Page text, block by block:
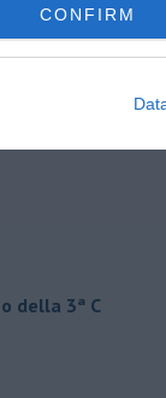
CONFIRM
della 3ª C